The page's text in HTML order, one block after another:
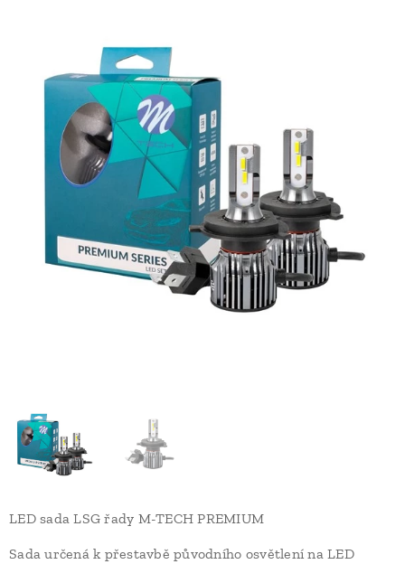
LED sada LSG řady M-TECH PREMIUM
Sada určená k přestavbě původního osvětlení na LED